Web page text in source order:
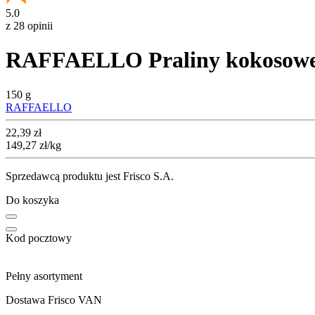
5.0
z 28 opinii
RAFFAELLO Praliny
150 g
RAFFAELLO
Cena
22,39 zł
149,27 zł/kg
Sprzedawcą produktu jest Frisco S.A.
Do koszyka
Kod pocztowy
Pełny asortyment
Dostawa Frisco VAN